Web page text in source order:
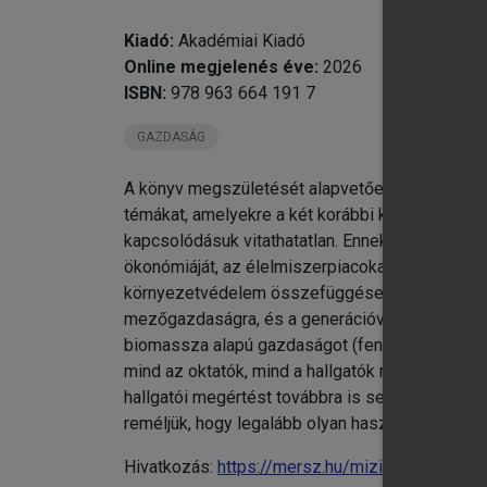
Kiadó: Akadémiai Kiadó
Online megjelenés éve: 2026
ISBN: 978 963 664 191 7
GAZDASÁG
A könyv megszületését alapvetően az
témákat, amelyekre a két korábbi kötetben
kapcsolódásuk vitathatatlan. Ennek során,
ökonómiáját, az élelmiszerpiacokat és árakat,
környezetvédelem összefüggéseit, az
mezőgazdaságra, és a generációváltást
biomassza alapú gazdaságot
mind az oktatók, mind a hallgatók munkáját.
hallgatói megértést továbbra is segíti a
reméljük, hogy legalább olyan hasznosnak
Hivatkozás: https://mersz.hu/mizik-